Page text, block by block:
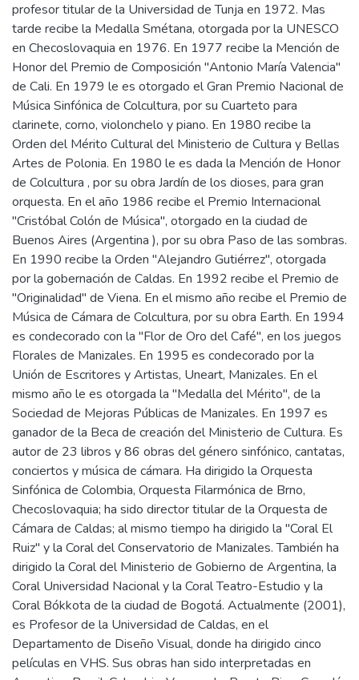
profesor titular de la Universidad de Tunja en 1972. Mas
tarde recibe la Medalla Smétana, otorgada por la UNESCO
en Checoslovaquia en 1976. En 1977 recibe la Mención de
Honor del Premio de Composición "Antonio María Valencia"
de Cali. En 1979 le es otorgado el Gran Premio Nacional de
Música Sinfónica de Colcultura, por su Cuarteto para
clarinete, corno, violonchelo y piano. En 1980 recibe la
Orden del Mérito Cultural del Ministerio de Cultura y Bellas
Artes de Polonia. En 1980 le es dada la Mención de Honor
de Colcultura , por su obra Jardín de los dioses, para gran
orquesta. En el año 1986 recibe el Premio Internacional
"Cristóbal Colón de Música", otorgado en la ciudad de
Buenos Aires (Argentina ), por su obra Paso de las sombras.
En 1990 recibe la Orden "Alejandro Gutiérrez", otorgada
por la gobernación de Caldas. En 1992 recibe el Premio de
"Originalidad" de Viena. En el mismo año recibe el Premio de
Música de Cámara de Colcultura, por su obra Earth. En 1994
es condecorado con la "Flor de Oro del Café", en los juegos
Florales de Manizales. En 1995 es condecorado por la
Unión de Escritores y Artistas, Uneart, Manizales. En el
mismo año le es otorgada la "Medalla del Mérito", de la
Sociedad de Mejoras Públicas de Manizales. En 1997 es
ganador de la Beca de creación del Ministerio de Cultura. Es
autor de 23 libros y 86 obras del género sinfónico, cantatas,
conciertos y música de cámara. Ha dirigido la Orquesta
Sinfónica de Colombia, Orquesta Filarmónica de Brno,
Checoslovaquia; ha sido director titular de la Orquesta de
Cámara de Caldas; al mismo tiempo ha dirigido la "Coral El
Ruiz" y la Coral del Conservatorio de Manizales. También ha
dirigido la Coral del Ministerio de Gobierno de Argentina, la
Coral Universidad Nacional y la Coral Teatro-Estudio y la
Coral Bókkota de la ciudad de Bogotá. Actualmente (2001),
es Profesor de la Universidad de Caldas, en el
Departamento de Diseño Visual, donde ha dirigido cinco
películas en VHS. Sus obras han sido interpretadas en